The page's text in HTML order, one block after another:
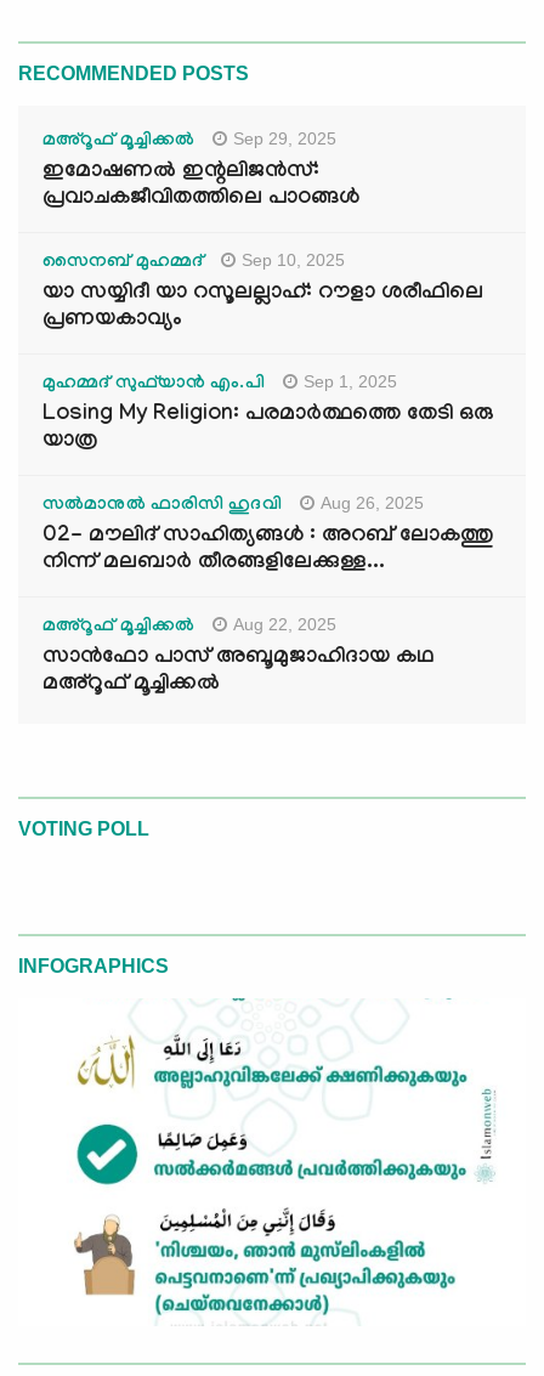
RECOMMENDED POSTS
മഅ്റൂഫ് മൂച്ചിക്കല്‍ Sep 29, 2025
ഇമോഷണൽ ഇന്റലിജൻസ്:
പ്രവാചകജീവിതത്തിലെ പാഠങ്ങൾ
സൈനബ് മുഹമ്മദ് Sep 10, 2025
യാ സയ്യിദീ യാ റസൂലല്ലാഹ്: റൗളാ ശരീഫിലെ
പ്രണയകാവ്യം
മുഹമ്മദ് സുഫ്‌യാൻ എം.പി Sep 1, 2025
Losing My Religion: പരമാർത്ഥത്തെ തേടി ഒരു
യാത്ര
സൽമാനുൽ ഫാരിസി ഹുദവി Aug 26, 2025
02- മൗലിദ് സാഹിത്യങ്ങൾ : അറബ് ലോകത്തു
നിന്ന് മലബാർ തീരങ്ങളിലേക്കുള്ള...
മഅ്റൂഫ് മൂച്ചിക്കല്‍ Aug 22, 2025
സാൻഫോ പാസ് അബൂമുജാഹിദായ കഥ
മഅ്റൂഫ് മൂച്ചിക്കല്‍
VOTING POLL
INFOGRAPHICS